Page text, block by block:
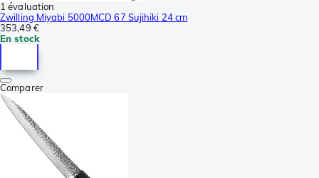
1 évaluation
Zwilling Miyabi 5000MCD 67 Sujihiki 24 cm
353,49 €
En stock
Comparer